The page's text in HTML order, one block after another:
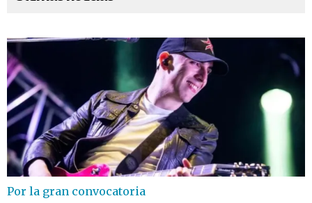
Por la gran convocatoria